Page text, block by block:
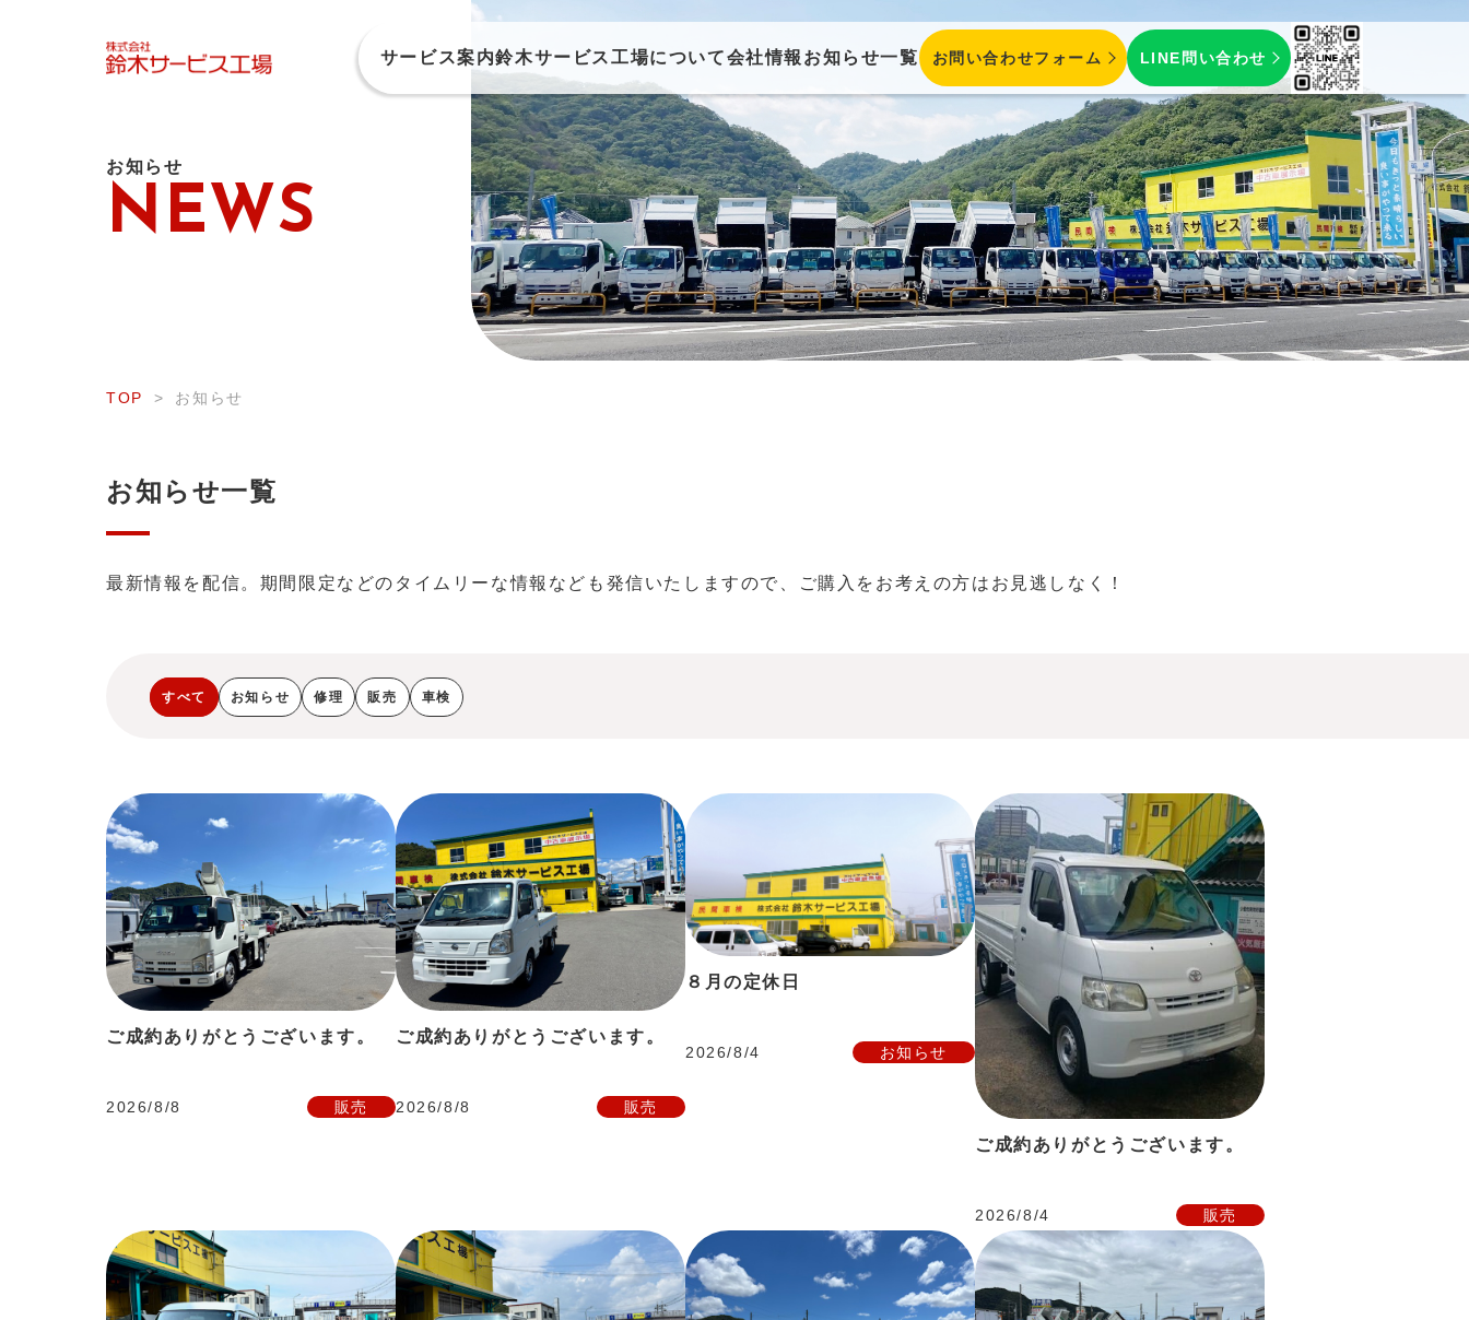
サービス案内
販売 ／ 買取 在庫車一覧 自動車保険 ／鈑金・塗装
／ 注文販売
鈴木サービス工場について会社情報 お知らせ一覧 お問い合わせフォーム LINE問い合わせ
お知らせ
NEWS
TOP お知らせ
お知らせ一覧
最新情報を配信。期間限定などのタイムリーな情報なども発信いたしますので、ご購入をお考えの方はお見逃しなく！
すべて お知らせ 修理 販売 車検
ご成約ありがとうございます。
2026/8/8 販売
ご成約ありがとうございます。
2026/8/8 販売
８月の定休日
2026/8/4 お知らせ
ご成約ありがとうございます。
2026/8/4 販売